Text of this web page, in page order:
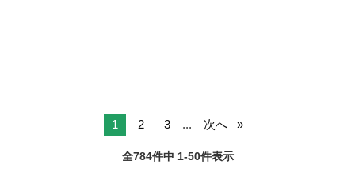
1 2 3 ... 次へ
全784件中 1-50件表示